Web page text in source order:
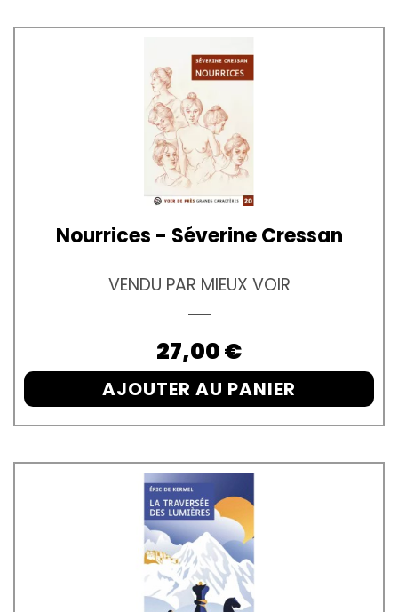
Nourrices - Séverine Cressan
VENDU PAR MIEUX VOIR
Prix
27,00 €
AJOUTER AU PANIER